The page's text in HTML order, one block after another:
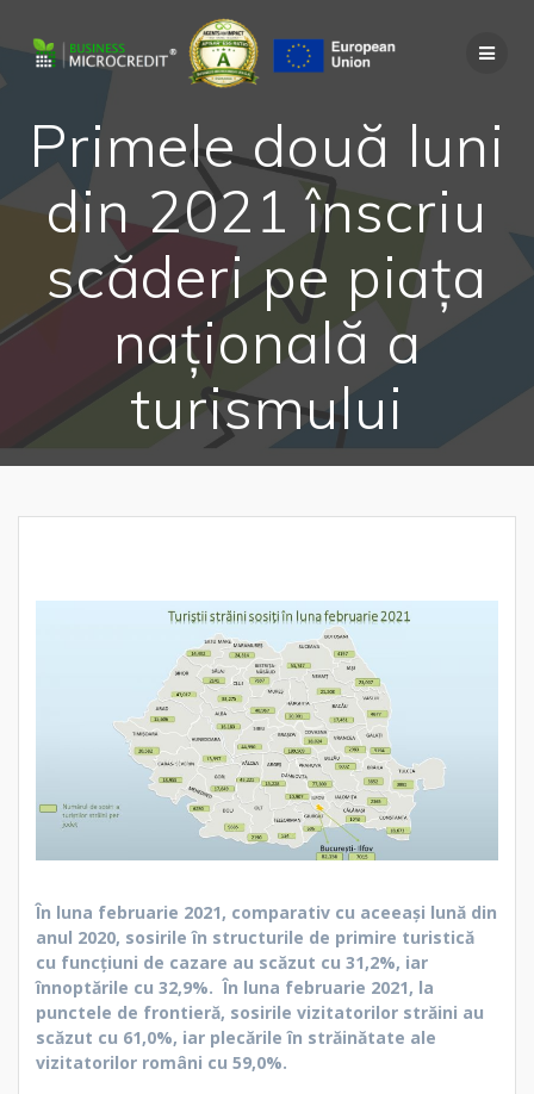
to
content
Primele două luni
din 2021 înscriu
scăderi pe piața
națională a
turismului
În luna februarie 2021, comparativ cu aceeași lună din
anul 2020, sosirile în structurile de primire turistică
cu funcţiuni de cazare au scăzut cu 31,2%, iar
înnoptările cu 32,9%. În luna februarie 2021, la
punctele de frontieră, sosirile vizitatorilor străini au
scăzut cu 61,0%, iar plecările în străinătate ale
vizitatorilor români cu 59,0%.